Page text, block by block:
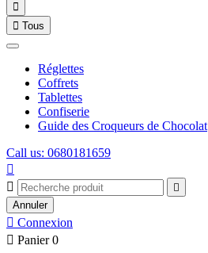

 Tous
Réglettes
Coffrets
Tablettes
Confiserie
Guide des Croqueurs de Chocolat
Call us: 0680181659



Annuler
 Connexion
 Panier 0